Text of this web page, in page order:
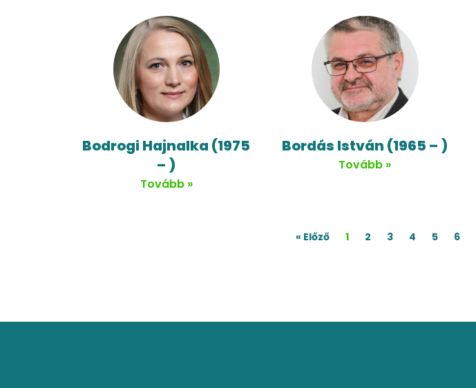
Bodrogi Hajnalka (1975
– )
Tovább »
Bordás István (1965 – )
Tovább »
« Előző 1 2 3 4 5 6